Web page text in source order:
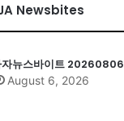
Newsbites
자뉴스바이트 20260806
August 6, 2026